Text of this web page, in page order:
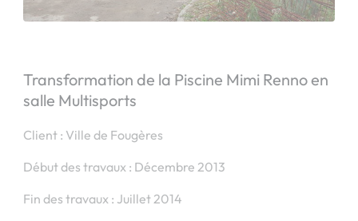
Transformation de la Piscine Mimi Renno en
salle Multisports
Client : Ville de Fougères
Début des travaux : Décembre 2013
Fin des travaux : Juillet 2014